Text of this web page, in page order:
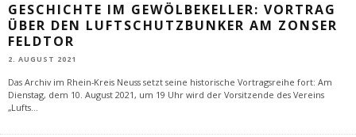
GESCHICHTE IM GEWÖLBEKELLER: VORTRAG
ÜBER DEN LUFTSCHUTZBUNKER AM ZONSER
FELDTOR
2. AUGUST 2021
Das Archiv im Rhein-Kreis Neuss setzt seine historische Vortragsreihe fort: Am
Dienstag, dem 10. August 2021, um 19 Uhr wird der Vorsitzende des Vereins
„Lufts...